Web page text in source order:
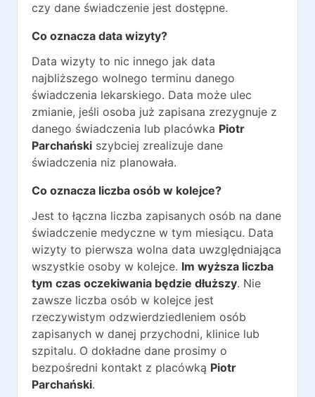
czy dane świadczenie jest dostępne.
Co oznacza data wizyty?
Data wizyty to nic innego jak data
najbliższego wolnego terminu danego
świadczenia lekarskiego. Data może ulec
zmianie, jeśli osoba już zapisana zrezygnuje z
danego świadczenia lub placówka Piotr
Parchański szybciej zrealizuje dane
świadczenia niz planowała.
Co oznacza liczba osób w kolejce?
Jest to łączna liczba zapisanych osób na dane
świadczenie medyczne w tym miesiącu. Data
wizyty to pierwsza wolna data uwzględniająca
wszystkie osoby w kolejce. Im wyższa liczba
tym czas oczekiwania będzie dłuższy. Nie
zawsze liczba osób w kolejce jest
rzeczywistym odzwierdziedleniem osób
zapisanych w danej przychodni, klinice lub
szpitalu. O dokładne dane prosimy o
bezpośredni kontakt z placówką Piotr
Parchański.